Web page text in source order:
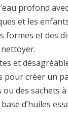
profond
et les
et des
et
créer un
des sachets
d’huiles